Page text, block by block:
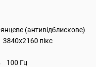
(антивідблискове)
3840x2160 пікс
100 Гц